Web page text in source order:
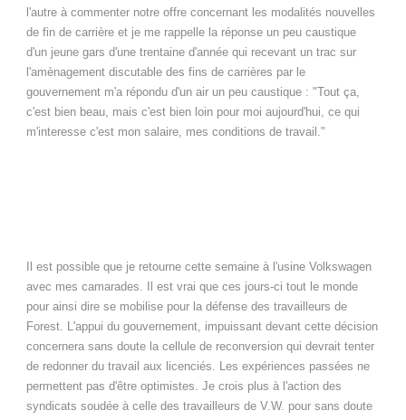
l'autre à commenter notre offre concernant les modalités nouvelles
de fin de carrière et je me rappelle la réponse un peu caustique
d'un jeune gars d'une trentaine d'année qui recevant un trac sur
l'amènagement discutable des fins de carrières par le
gouvernement m'a répondu d'un air un peu caustique : "Tout ça,
c'est bien beau, mais c'est bien loin pour moi aujourd'hui, ce qui
m'interesse c'est mon salaire, mes conditions de travail."
Il est possible que je retourne cette semaine à l'usine Volkswagen
avec mes camarades. Il est vrai que ces jours-ci tout le monde
pour ainsi dire se mobilise pour la défense des travailleurs de
Forest. L'appui du gouvernement, impuissant devant cette décision
concernera sans doute la cellule de reconversion qui devrait tenter
de redonner du travail aux licenciés. Les expériences passées ne
permettent pas d'être optimistes. Je crois plus à l'action des
syndicats soudée à celle des travailleurs de V.W. pour sans doute